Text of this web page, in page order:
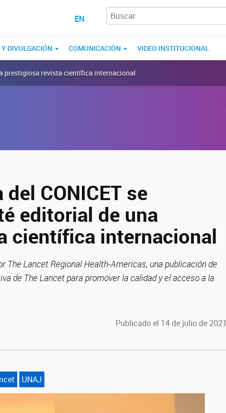
EN
DIVULGACIÓN COMUNICACIÓN VIDEO INSTITUCIONAL
prestigiosa revista científica internacional
CONICET se
editorial de una
científica internacional
The Lancet Regional Health-Americas, una publicación de
de The Lancet para promover la calidad y el acceso a la
Publicado el 14 de julio de 2021
UNAJ